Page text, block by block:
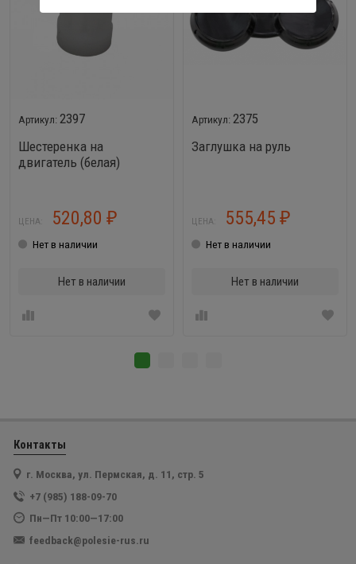
2397
Шестеренка на
двигатель (белая)
ЦЕНА: 520,80 ₽
Нет в наличии
Нет в наличии
2375
Заглушка на руль
ЦЕНА: 555,45 ₽
Нет в наличии
Нет в наличии
Контакты
г. Москва, ул. Пермская, д. 11, стр. 5
+7 (985) 188-09-70
Пн—Пт 10:00—17:00
feedback@polesie-rus.ru